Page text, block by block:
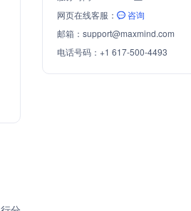
网页在线客服：
咨询
邮箱： support@maxmind.com
电话号码： +1 617-500-4493